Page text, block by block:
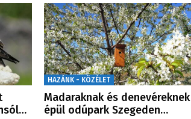
HAZÁNK - KÖZÉLET
Madaraknak és denevéreknek
épül odúpark Szegeden…